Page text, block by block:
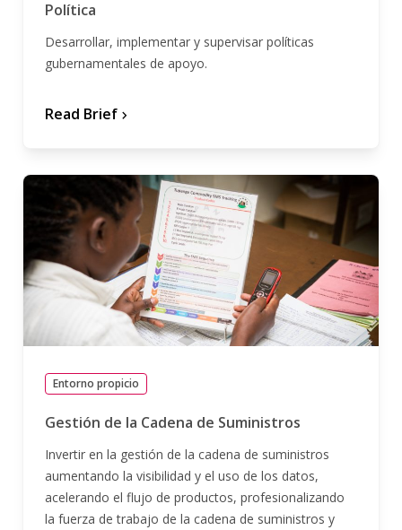
Política
Desarrollar, implementar y supervisar políticas
gubernamentales de apoyo.
Read Brief chevron_forward
Entorno propicio
Gestión de la Cadena de Suministros
Invertir en la gestión de la cadena de suministros
aumentando la visibilidad y el uso de los datos,
acelerando el flujo de productos, profesionalizando
la fuerza de trabajo de la cadena de suministros y